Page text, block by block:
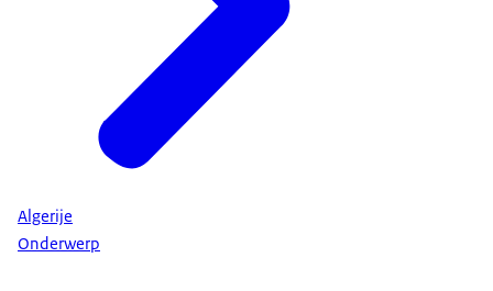
Algerije
Onderwerp